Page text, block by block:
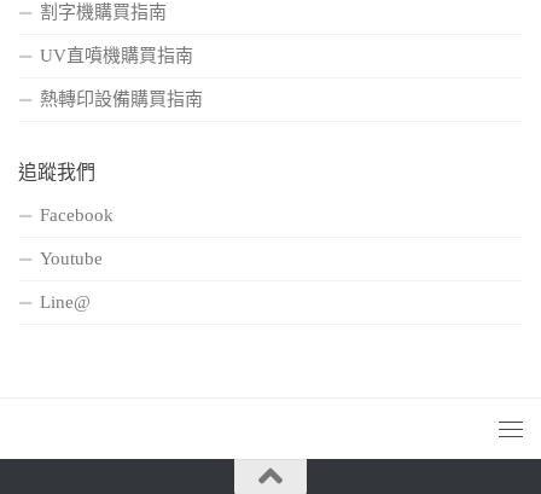
割字機購買指南
UV直噴機購買指南
熱轉印設備購買指南
追蹤我們
Facebook
Youtube
Line@